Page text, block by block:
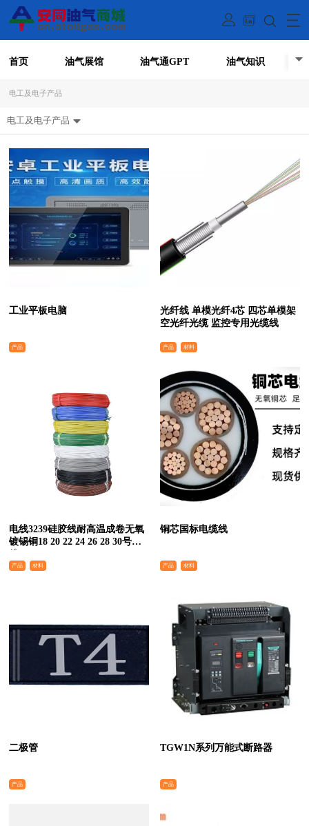
首页 油气展馆 油气通GPT 油气知识
电工及电子产品
电工及电子产品
工业平板电脑
产品
光纤线 单模光纤4芯 四芯单模架
空光纤光缆 监控专用光缆线
产品 材料
电线3239硅胶线耐高温成卷无氧
镀锡铜18 20 22 24 26 28 30号软
产品 材料
铜芯国标电缆线
产品 材料
二极管
产品
TGW1N系列万能式断路器
产品